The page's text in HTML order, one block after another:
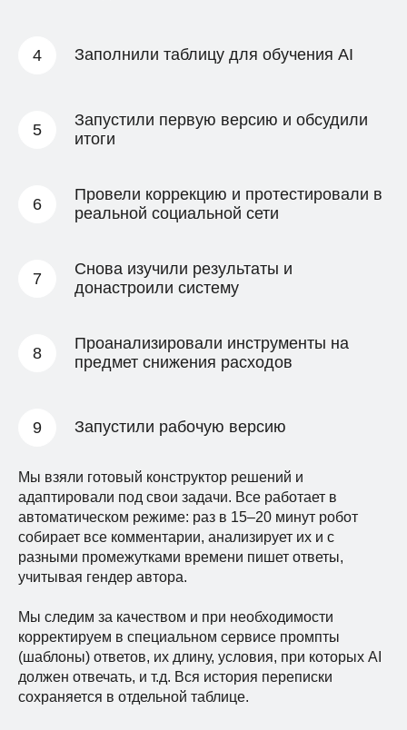
Заполнили таблицу для обучения AI
Запустили первую версию и обсудили
итоги
Провели коррекцию и протестировали в
реальной социальной сети
Снова изучили результаты и
донастроили систему
Проанализировали инструменты на
предмет снижения расходов
Запустили рабочую версию
Мы взяли готовый конструктор решений и
адаптировали под свои задачи. Все работает в
автоматическом режиме: раз в 15–20 минут робот
собирает все комментарии, анализирует их и с
разными промежутками времени пишет ответы,
учитывая гендер автора.
Мы следим за качеством и при необходимости
корректируем в специальном сервисе промпты
(шаблоны) ответов, их длину, условия, при которых AI
должен отвечать, и т.д. Вся история переписки
сохраняется в отдельной таблице.
СТАЛА ЛУЧШЕ, ЧЕМ БЕЗ НЕГО –
ДОКАЗАТЕЛЬСТВА